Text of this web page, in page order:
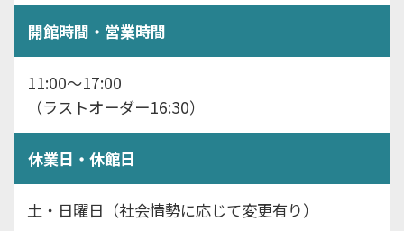
開館時間・営業時間
11:00〜17:00
（ラストオーダー16:30）
休業日・休館日
土・日曜日（社会情勢に応じて変更有り）